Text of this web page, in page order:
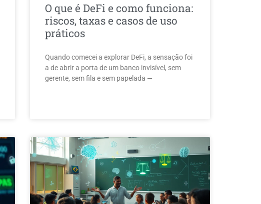
O que é DeFi e como funciona:
riscos, taxas e casos de uso
práticos
Quando comecei a explorar DeFi, a sensação foi
a de abrir a porta de um banco invisível, sem
gerente, sem fila e sem papelada —